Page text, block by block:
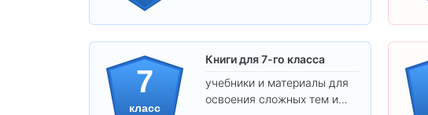
7
класс
Книги для 7-го класса
учебники и материалы для
освоения сложных тем и